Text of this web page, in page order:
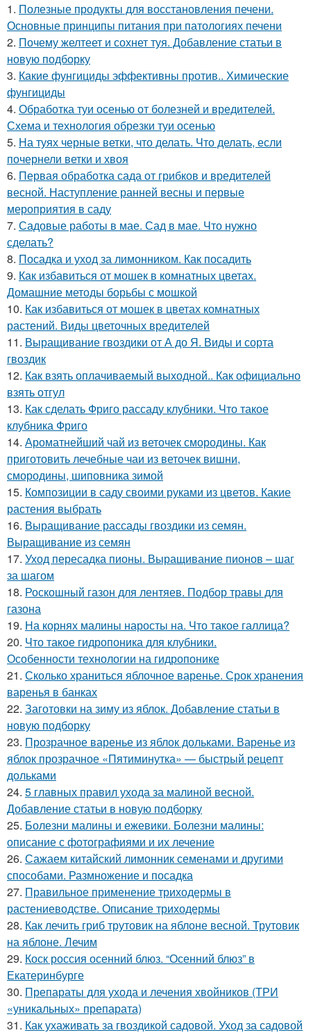
1. Полезные продукты для восстановления печени.
Основные принципы питания при патологиях печени
2. Почему желтеет и сохнет туя. Добавление статьи в
новую подборку
3. Какие фунгициды эффективны против.. Химические
фунгициды
4. Обработка туи осенью от болезней и вредителей.
Схема и технология обрезки туи осенью
5. На туях черные ветки, что делать. Что делать, если
почернели ветки и хвоя
6. Первая обработка сада от грибков и вредителей
весной. Наступление ранней весны и первые
мероприятия в саду
7. Садовые работы в мае. Сад в мае. Что нужно
сделать?
8. Посадка и уход за лимонником. Как посадить
9. Как избавиться от мошек в комнатных цветах.
Домашние методы борьбы с мошкой
10. Как избавиться от мошек в цветах комнатных
растений. Виды цветочных вредителей
11. Выращивание гвоздики от А до Я. Виды и сорта
гвоздик
12. Как взять оплачиваемый выходной.. Как официально
взять отгул
13. Как сделать Фриго рассаду клубники. Что такое
клубника Фриго
14. Ароматнейший чай из веточек смородины. Как
приготовить лечебные чаи из веточек вишни,
смородины, шиповника зимой
15. Композиции в саду своими руками из цветов. Какие
растения выбрать
16. Выращивание рассады гвоздики из семян.
Выращивание из семян
17. Уход пересадка пионы. Выращивание пионов – шаг
за шагом
18. Роскошный газон для лентяев. Подбор травы для
газона
19. На корнях малины наросты на. Что такое галлица?
20. Что такое гидропоника для клубники.
Особенности технологии на гидропонике
21. Сколько храниться яблочное варенье. Срок хранения
варенья в банках
22. Заготовки на зиму из яблок. Добавление статьи в
новую подборку
23. Прозрачное варенье из яблок дольками. Варенье из
яблок прозрачное «Пятиминутка» — быстрый рецепт
дольками
24. 5 главных правил ухода за малиной весной.
Добавление статьи в новую подборку
25. Болезни малины и ежевики. Болезни малины:
описание с фотографиями и их лечение
26. Сажаем китайский лимонник семенами и другими
способами. Размножение и посадка
27. Правильное применение триходермы в
растениеводстве. Описание триходермы
28. Как лечить гриб трутовик на яблоне весной. Трутовик
на яблоне. Лечим
29. Коск россия осенний блюз. “Осенний блюз” в
Екатеринбурге
30. Препараты для ухода и лечения хвойников (ТРИ
«уникальных» препарата)
31. Как ухаживать за гвоздикой садовой. Уход за садовой